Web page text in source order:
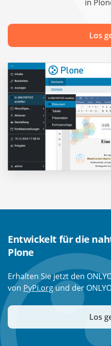
in
Los
Entwickelt für die
Plone
Erhalten Sie jetzt den
von PyPi.orgund der
Los